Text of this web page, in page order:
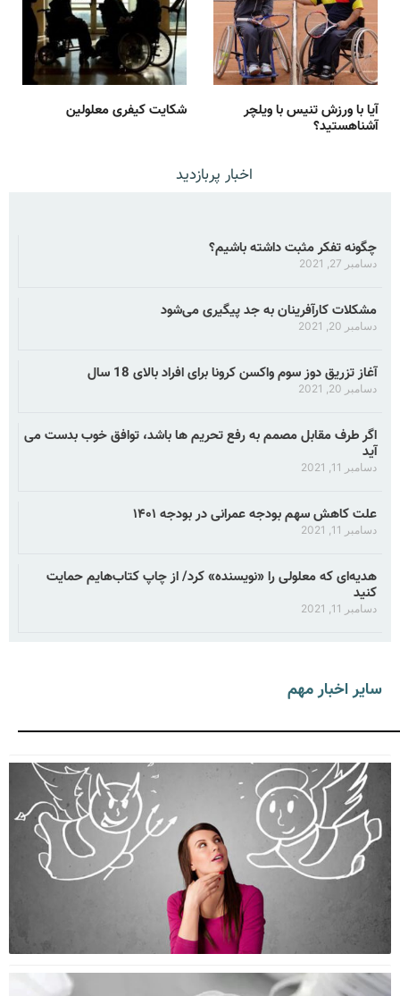
شکایت کیفری معلولین آیا با ورزش تنیس با ویلچر
آشناهستید؟
اخبار پربازدید
چگونه تفکر مثبت داشته باشیم؟
دسامبر 27, 2021
مشکلات کارآفرینان به جد پیگیری می‌شود
دسامبر 20, 2021
آغاز تزریق دوز سوم واکسن کرونا برای افراد بالای 18 سال
دسامبر 20, 2021
اگر طرف مقابل مصمم به رفع تحریم ها باشد، توافق خوب بدست می
آید
دسامبر 11, 2021
علت کاهش سهم بودجه عمرانی در بودجه ۱۴۰۱
دسامبر 11, 2021
هدیه‌ای که معلولی را «نویسنده» کرد/ از چاپ کتاب‌هایم حمایت
کنید
دسامبر 11, 2021
سایر اخبار مهم